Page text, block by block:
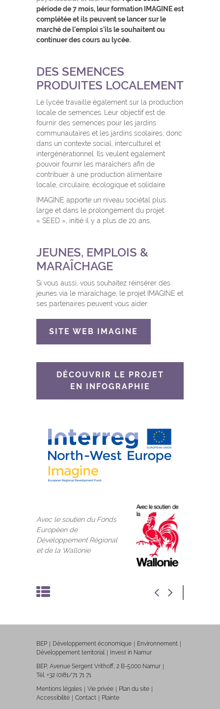
période de 7 mois, leur formation IMAGINE est
complétée et ils peuvent se lancer sur le
marché de l’emploi s’ils le souhaitent ou
continuer des cours au lycée.
DES SEMENCES
PRODUITES LOCALEMENT
Le lycée travaille également sur la production
locale de semences. Leur objectif est de
fournir des semences pour les jardins
communautaires et les jardins scolaires, donc
dans un contexte social, interculturel et
intergénérationnel. Ils veulent également
pouvoir fournir les maraîchers afin de
contribuer à une production alimentaire
locale, circulaire, écologique et solidaire.
IMAGINE apporte un niveau sociétal plus
large et dans le prolongement du projet
« SEED », initié il y a plus de 20 ans,
JEUNES, EMPLOIS &
MARAÎCHAGE
Si vous aussi, vous souhaitez réinsérer des
jeunes via le maraîchage, le projet IMAGINE et
ses partenaires peuvent vous aider.
SITE WEB IMAGINE
DÉCOUVRIR LE PROJET
EN INFOGRAPHIE
Avec le soutien du Fonds
Européen de
Développement Régional
et de la Wallonie
BEP Développement économique
Environnement
Développement territorial
Invest in Namur
BEP, Avenue Sergent Vrithoff, 2 B-5000 Namur
Tél. +32 (0)81/71 71 71
Mentions légales
Vie privée
Plan du site
Accessibilité
Contact Plainte